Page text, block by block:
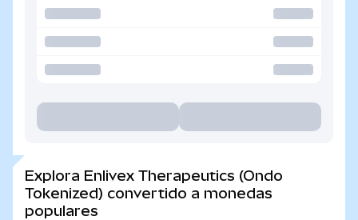
Explora Enlivex Therapeutics (Ondo
Tokenized) convertido a monedas
populares